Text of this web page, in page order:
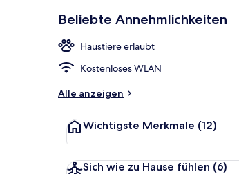
Beliebte Annehmlichkeiten
Haustiere erlaubt
Kostenloses WLAN
Alle anzeigen
Wichtigste Merkmale (12)
Sich wie zu Hause fühlen (6)